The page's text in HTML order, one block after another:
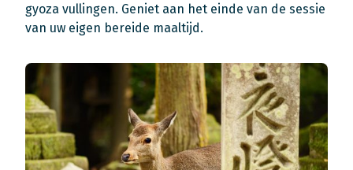
gyoza vullingen. Geniet aan het einde van de sessie
van uw eigen bereide maaltijd.